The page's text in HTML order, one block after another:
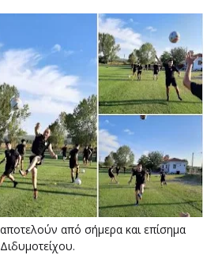
από σήμερα και επίσημα